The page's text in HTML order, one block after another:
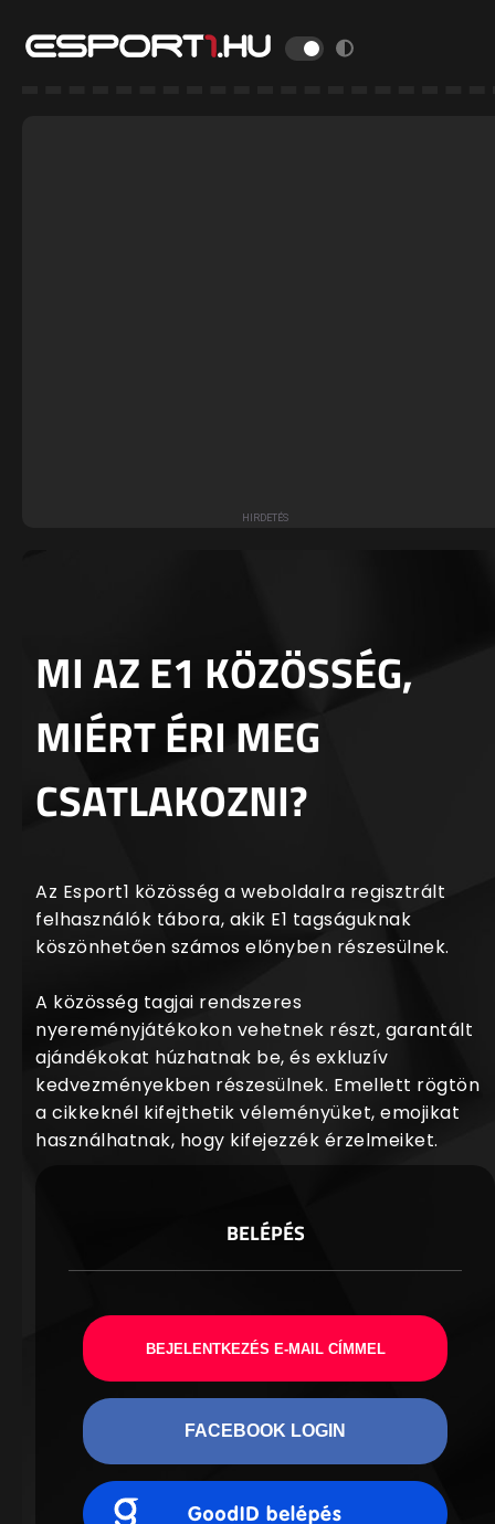
MI AZ E1 KÖZÖSSÉG,
MIÉRT ÉRI MEG
CSATLAKOZNI?
Az Esport1 közösség a weboldalra regisztrált
felhasználók tábora, akik E1 tagságuknak
köszönhetően számos előnyben részesülnek.
A közösség tagjai rendszeres
nyereményjátékokon vehetnek részt, garantált
ajándékokat húzhatnak be, és exkluzív
kedvezményekben részesülnek. Emellett rögtön
a cikkeknél kifejthetik véleményüket, emojikat
használhatnak, hogy kifejezzék érzelmeiket.
BELÉPÉS
BEJELENTKEZÉS E-MAIL CÍMMEL
FACEBOOK LOGIN